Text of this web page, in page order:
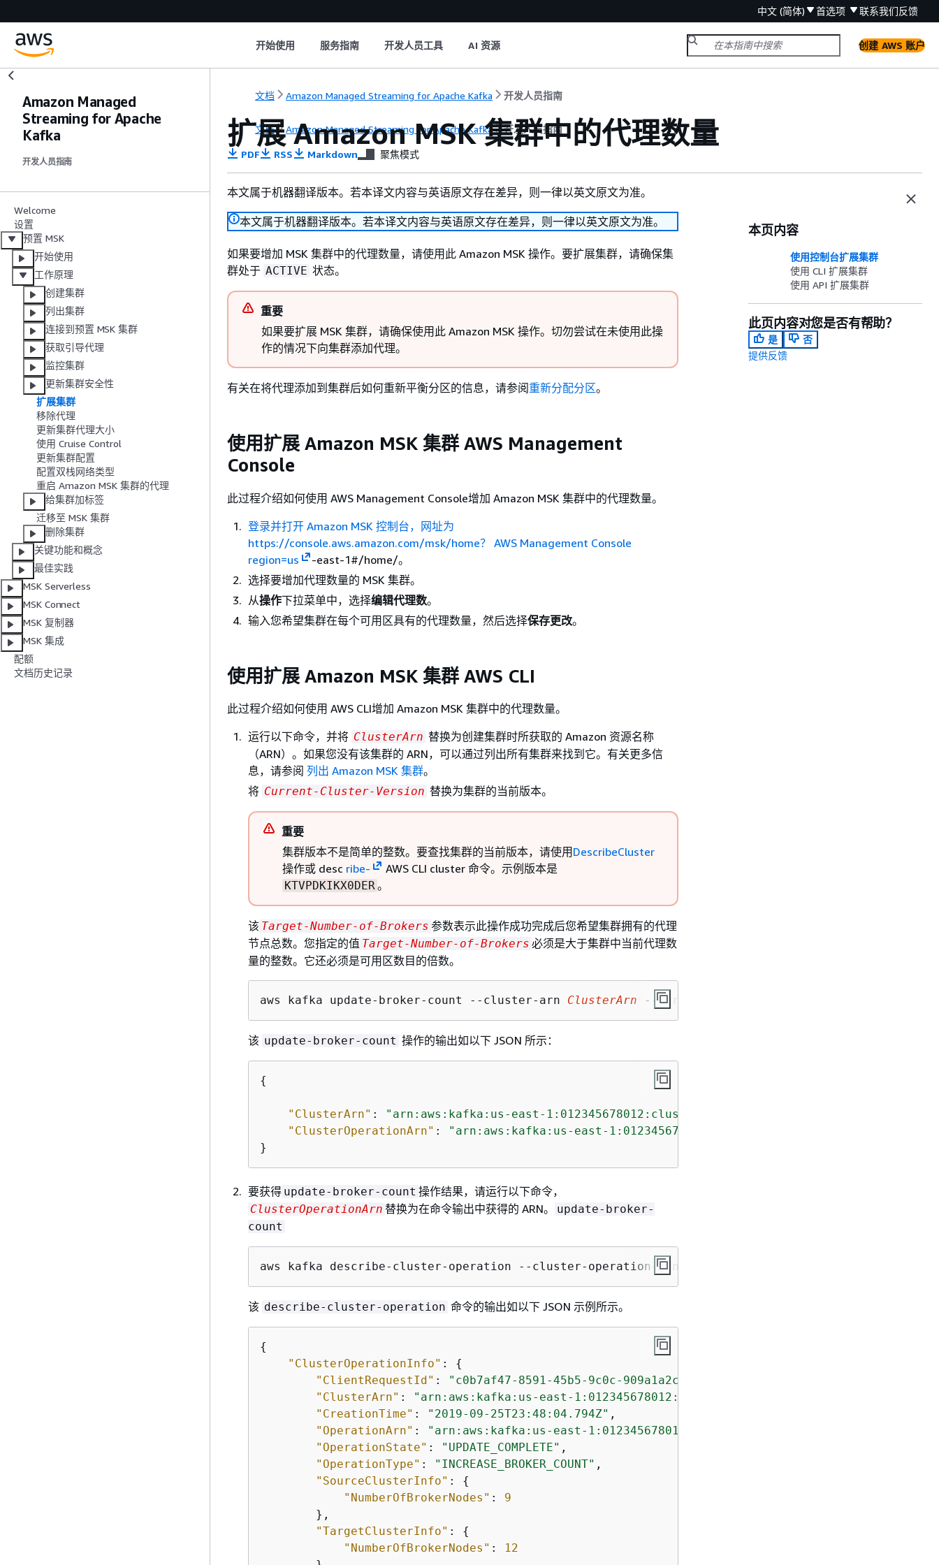
中文 (简体) 首选项 联系我们反馈
开始使用 服务指南 开发人员工具 AI 资源 创建 AWS 账户
Amazon Managed
Streaming for Apache
Kafka
开发人员指南
Welcome
设置
预置 MSK
开始使用
工作原理
创建集群
列出集群
连接到预置 MSK 集群
获取引导代理
监控集群
更新集群安全性
扩展集群
移除代理
更新集群代理大小
使用 Cruise Control
更新集群配置
配置双栈网络类型
重启 Amazon MSK 集群的代理
给集群加标签
迁移至 MSK 集群
删除集群
关键功能和概念
最佳实践
MSK Serverless
MSK Connect
MSK 复制器
MSK 集成
配额
文档历史记录
文档 Amazon Managed Streaming for Apache Kafka 开发人员指南
文档 Amazon Managed Streaming for Apache Kafka 开发人员指南
扩展 Amazon MSK 集群中的代理数量
PDF RSS Markdown 聚焦模式
本文属于机器翻译版本。若本译文内容与英语原文存在差异，则一律以英文原文为准。
本文属于机器翻译版本。若本译文内容与英语原文存在差异，则一律以英文原文为准。
如果要增加 MSK 集群中的代理数量，请使用此 Amazon MSK 操作。要扩展集群，请确保集
群处于 ACTIVE 状态。
重要
如果要扩展 MSK 集群，请确保使用此 Amazon MSK 操作。切勿尝试在未使用此操
作的情况下向集群添加代理。
有关在将代理添加到集群后如何重新平衡分区的信息，请参阅重新分配分区。
使用扩展 Amazon MSK 集群 AWS Management
Console
此过程介绍如何使用 AWS Management Console增加 Amazon MSK 集群中的代理数量。
登录并打开 Amazon MSK 控制台，网址为
https://console.aws.amazon.com/msk/home？ AWS Management Console
region=us
-east-1#/home/。
选择要增加代理数量的 MSK 集群。
从操作下拉菜单中，选择编辑代理数。
输入您希望集群在每个可用区具有的代理数量，然后选择保存更改。
使用扩展 Amazon MSK 集群 AWS CLI
此过程介绍如何使用 AWS CLI增加 Amazon MSK 集群中的代理数量。
运行以下命令，并将 ClusterArn 替换为创建集群时所获取的 Amazon 资源名称
（ARN）。如果您没有该集群的 ARN，可以通过列出所有集群来找到它。有关更多信
息，请参阅 列出 Amazon MSK 集群。
将 Current-Cluster-Version 替换为集群的当前版本。
重要
集群版本不是简单的整数。要查找集群的当前版本，请使用 DescribeCluster
操作或 desc ribe- AWS CLI cluster 命令。示例版本是
KTVPDKIKX0DER。
该 Target-Number-of-Brokers 参数表示此操作成功完成后您希望集群拥有的代理
节点总数。您指定的值 Target-Number-of-Brokers 必须是大于集群中当前代理数
量的整数。它还必须是可用区数目的倍数。
aws kafka update-broker-count --cluster-arn ClusterArn --current-version
该 update-broker-count 操作的输出如以下 JSON 所示：
{
"ClusterArn" :
"arn:aws:kafka:us-east-1:012345678012:cluster/exampleClusterName/abcdefab-1234-
"ClusterOperationArn" :
"arn:aws:kafka:us-east-1:012345678012:cluster-operation/
}
要获得 update-broker-count 操作结果，请运行以下命令，
ClusterOperationArn 替换为在命令输出中获得的 ARN。
update-broker-
count
aws kafka describe-cluster-operation --cluster-operation-arn
该 describe-cluster-operation 命令的输出如以下 JSON 示例所示。
{
"ClusterOperationInfo" : {
"ClientRequestId" : "c0b7af47-8591-45b5-9c0c-909a1a2c99ea"
"ClusterArn" :
"arn:aws:kafka:us-east-1:012345678012:cluster/exampleClusterName/abcdefab-
"CreationTime" : "2019-09-25T23:48:04.794Z" ,
"OperationArn" :
"arn:aws:kafka:us-east-1:012345678012:cluster-operation/
"OperationState" : "UPDATE_COMPLETE" ,
"OperationType" : "INCREASE_BROKER_COUNT" ,
"SourceClusterInfo" : {
"NumberOfBrokerNodes" : 9
        },
"TargetClusterInfo" : {
"NumberOfBrokerNodes" :
12
本页内容
使用控制台扩展集群
使用 CLI 扩展集群
使用 API 扩展集群
此页内容对您是否有帮助？
是
否
提供反馈